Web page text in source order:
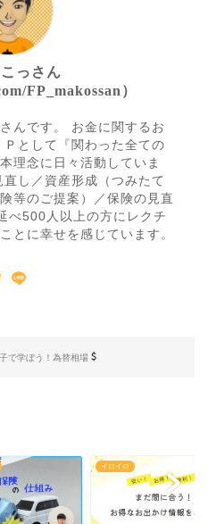
っさん
FP_makossan）
んです。 お金に関するお
として『関わった全ての
理念に日々活動していま
し／資産形成（つみたて
等のご提案）／保険の見直
500人以上の方にレクチ
とに幸せを感じています。
で学ぼう！為替相場
イロイロ